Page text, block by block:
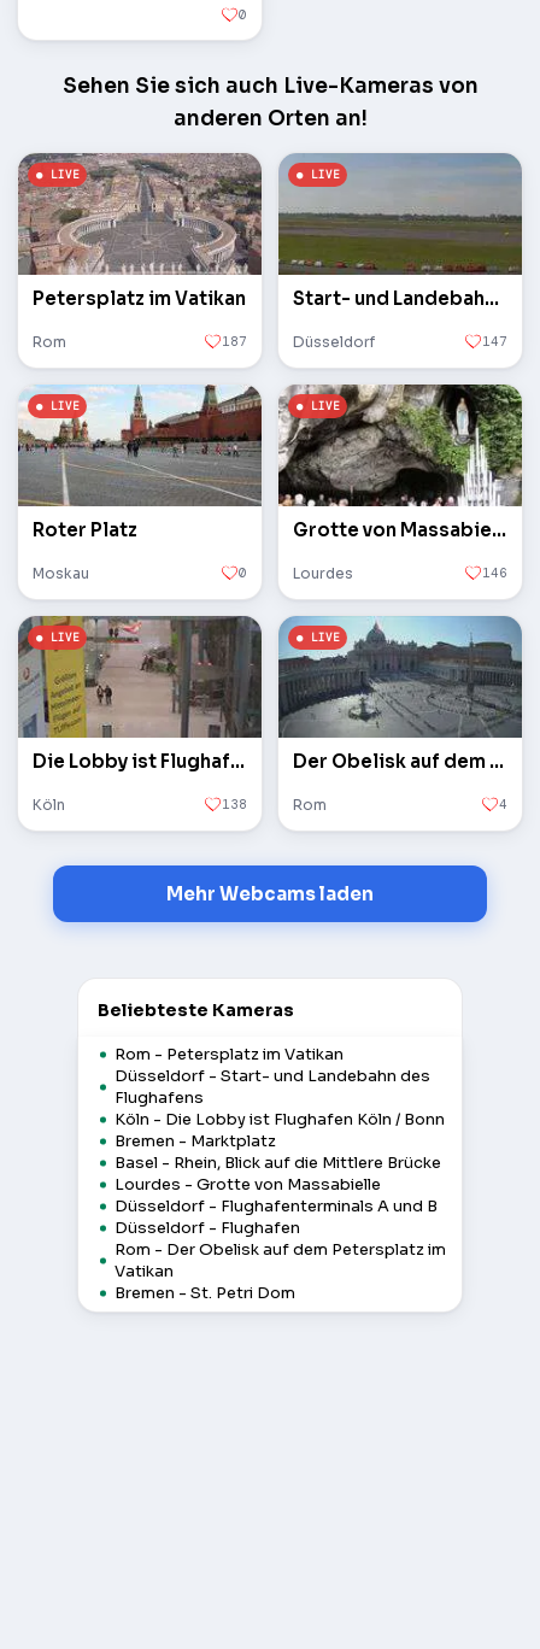
0
Sehen Sie sich auch Live-Kameras von
anderen Orten an!
Petersplatz im Vatikan
Rom 187
Start- und Landebahn des Flughafens
Düsseldorf 147
Roter Platz
Moskau 0
Grotte von Massabielle
Lourdes 146
Die Lobby ist Flughafen Köln / Bonn
Köln 138
Der Obelisk auf dem Petersplatz im Vatikan
Rom 4
Mehr Webcams laden
Beliebteste Kameras
Rom - Petersplatz im Vatikan
Düsseldorf - Start- und Landebahn des
Flughafens
Köln - Die Lobby ist Flughafen Köln / Bonn
Bremen - Marktplatz
Basel - Rhein, Blick auf die Mittlere Brücke
Lourdes - Grotte von Massabielle
Düsseldorf - Flughafenterminals A und B
Düsseldorf - Flughafen
Rom - Der Obelisk auf dem Petersplatz im
Vatikan
Bremen - St. Petri Dom